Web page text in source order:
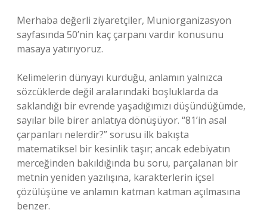
Merhaba değerli ziyaretçiler, Muniorganizasyon
sayfasında 50’nin kaç çarpanı vardır konusunu
masaya yatırıyoruz.
Kelimelerin dünyayı kurduğu, anlamın yalnızca
sözcüklerde değil aralarındaki boşluklarda da
saklandığı bir evrende yaşadığımızı düşündüğümde,
sayılar bile birer anlatıya dönüşüyor. “81’in asal
çarpanları nelerdir?” sorusu ilk bakışta
matematiksel bir kesinlik taşır; ancak edebiyatın
merceğinden bakıldığında bu soru, parçalanan bir
metnin yeniden yazılışına, karakterlerin içsel
çözülüşüne ve anlamın katman katman açılmasına
benzer.